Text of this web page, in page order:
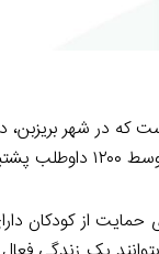
در شهر بریزبن،